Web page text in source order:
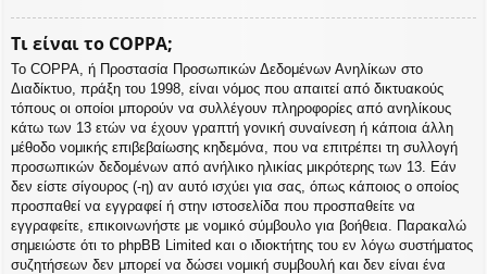
Τι είναι το COPPA;
Το COPPA, ή Προστασία Προσωπικών Δεδομένων Ανηλίκων στο
Διαδίκτυο, πράξη του 1998, είναι νόμος που απαιτεί από δικτυακούς
τόπους οι οποίοι μπορούν να συλλέγουν πληροφορίες από ανηλίκους
κάτω των 13 ετών να έχουν γραπτή γονική συναίνεση ή κάποια άλλη
μέθοδο νομικής επιβεβαίωσης κηδεμόνα, που να επιτρέπει τη συλλογή
προσωπικών δεδομένων από ανήλικο ηλικίας μικρότερης των 13. Εάν
δεν είστε σίγουρος (-η) αν αυτό ισχύει για σας, όπως κάποιος ο οποίος
προσπαθεί να εγγραφεί ή στην ιστοσελίδα που προσπαθείτε να
εγγραφείτε, επικοινωνήστε με νομικό σύμβουλο για βοήθεια. Παρακαλώ
σημειώστε ότι το phpBB Limited και ο ιδιοκτήτης του εν λόγω συστήματος
συζητήσεων δεν μπορεί να δώσει νομική συμβουλή και δεν είναι ένα